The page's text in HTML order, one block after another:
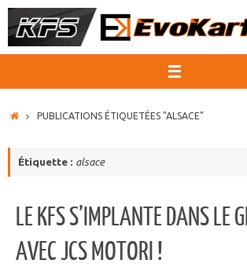
Passer
au
ACCUEIL
PUBLICATIONS ÉTIQUETÉES "ALSACE"
Étiquette : alsace
LE KFS S’IMPLANTE DANS LE
AVEC JCS MOTORI !